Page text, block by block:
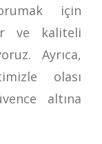
için
ve kaliteli
Ayrıca,
olası
altına